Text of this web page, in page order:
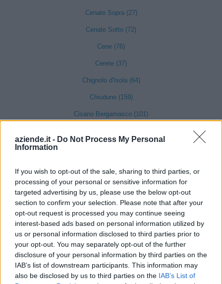
aziende.it - Do Not Process My Personal
Information
If you wish to opt-out of the sale, sharing to third parties, or
processing of your personal or sensitive information for
targeted advertising by us, please use the below opt-out
section to confirm your selection. Please note that after your
opt-out request is processed you may continue seeing
interest-based ads based on personal information utilized by
us or personal information disclosed to third parties prior to
your opt-out. You may separately opt-out of the further
disclosure of your personal information by third parties on the
IAB’s list of downstream participants. This information may
also be disclosed by us to third parties on the IAB’s List of
Cenate Sopra (27)
Cenate Sotto (72)
Cene (76)
Cerete (37)
Chignolo d'Isola (64)
Chiuduno (159)
Cisano Bergamasco (101)
Clusone (280)
Colere (29)
Cologno al Serio (239)
Colzate (34)
Comun Nuovo (89)
Corna Imagna (6)